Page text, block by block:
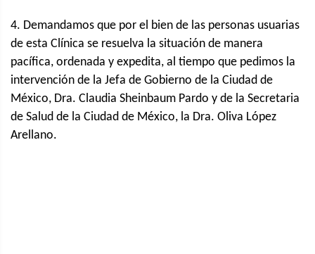
4. Demandamos que por el bien de las personas usuarias
de esta Clínica se resuelva la situación de manera
pacífica, ordenada y expedita, al tiempo que pedimos la
intervención de la Jefa de Gobierno de la Ciudad de
México, Dra. Claudia Sheinbaum Pardo y de la Secretaria
de Salud de la Ciudad de México, la Dra. Oliva López
Arellano.